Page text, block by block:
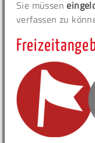
Sie müssen
verfassen zu